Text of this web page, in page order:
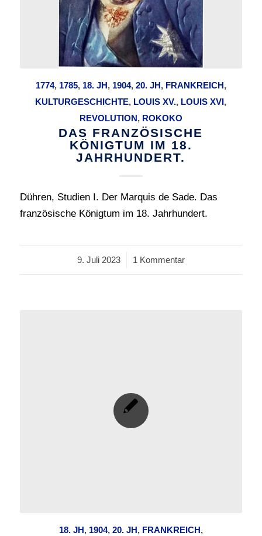
1774, 1785, 18. JH, 1904, 20. JH, FRANKREICH,
KULTURGESCHICHTE, LOUIS XV., LOUIS XVI,
REVOLUTION, ROKOKO
DAS FRANZÖSISCHE
KÖNIGTUM IM 18.
JAHRHUNDERT.
Dühren, Studien I. Der Marquis de Sade. Das
französische Königtum im 18. Jahrhundert.
9. Juli 2023
/ 1 Kommentar
18. JH, 1904, 20. JH, FRANKREICH,